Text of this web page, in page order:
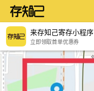
来存知己寄存小程序
立即领取首单优惠券